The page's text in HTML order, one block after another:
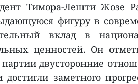
Тимора-Лешти Жозе
фигуру в
вклад в
ценностей. Он
партии двусторонние
заметного